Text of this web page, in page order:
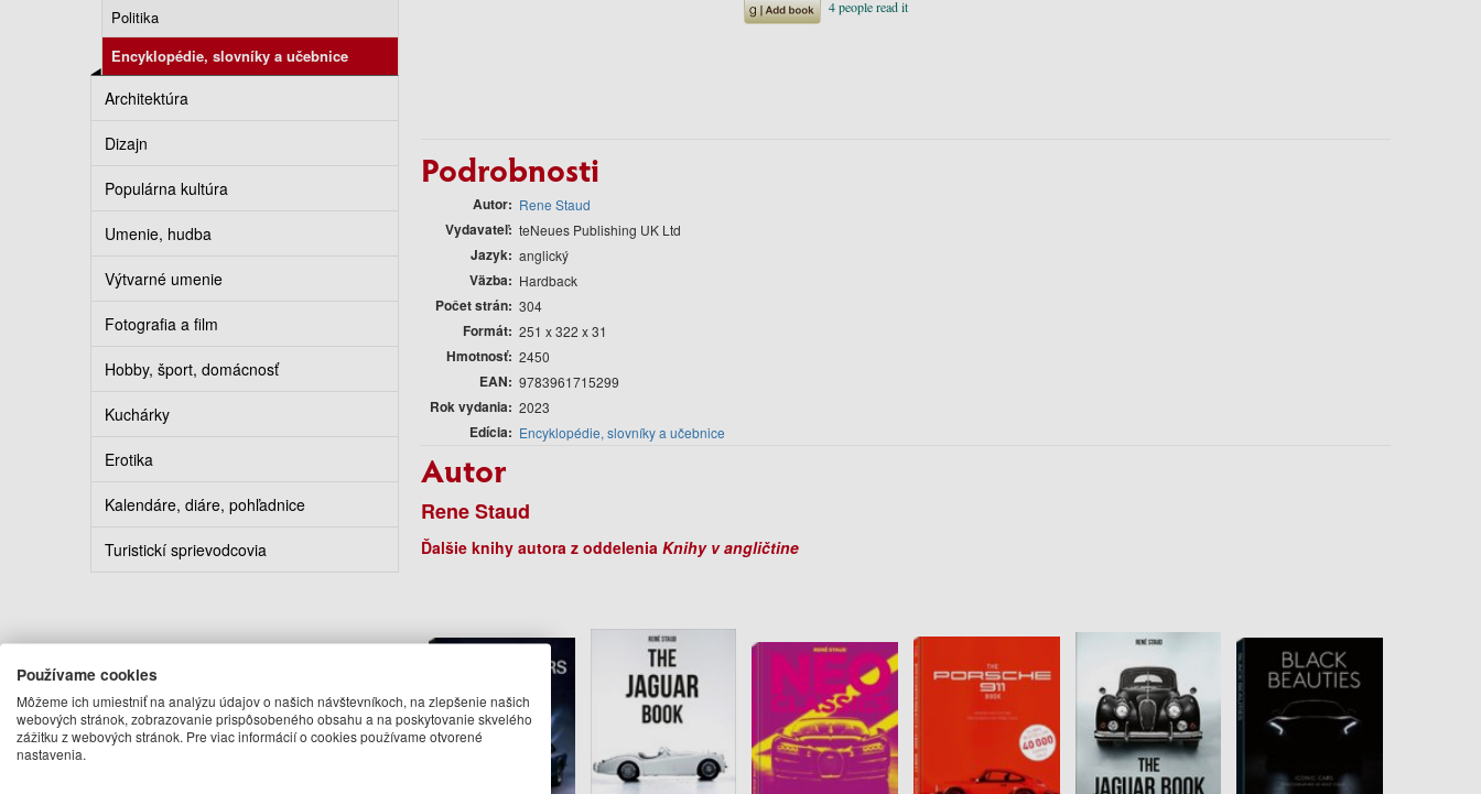
Politika
Encyklopédie, slovníky a učebnice
Architektúra
Dizajn
Populárna kultúra
Umenie, hudba
Výtvarné umenie
Fotografia a film
Hobby, šport, domácnosť
Kuchárky
Erotika
Kalendáre, diáre, pohľadnice
Turistickí sprievodcovia
Podrobnosti
Autor Rene Staud
Vydavateľ teNeues Publishing UK Ltd
Jazyk anglický
Väzba Hardback
Počet strán 304
Formát 251 x 322 x 31
Hmotnosť 2450
EAN 9783961715299
Rok vydania 2023
Edícia Encyklopédie, slovníky a učebnice
Autor
Rene Staud
Ďalšie knihy autora z oddelenia Knihy v angličtine
Používame cookies
Môžeme ich umiestniť na analýzu údajov o našich návštevníkoch, na zlepšenie našich
webových stránok, zobrazovanie prispôsobeného obsahu a na poskytovanie skvelého
zážitku z webových stránok. Pre viac informácií o cookies používame otvorené
nastavenia.